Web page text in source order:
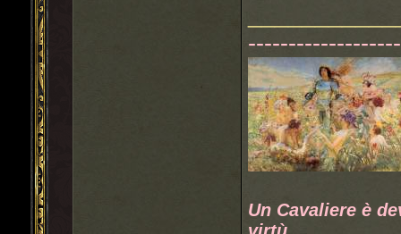
Un Cavaliere è